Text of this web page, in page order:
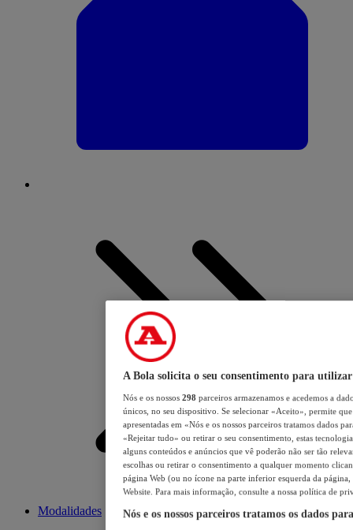
Modalidades
A Bola solicita o seu consentimento para utilizar
Nós e os nossos 298 parceiros armazenamos e acedemos a
únicos, no seu dispositivo. Se selecionar «Aceito», permite
apresentadas em «Nós e os nossos parceiros tratamos dados
«Rejeitar tudo» ou retirar o seu consentimento, estas
alguns conteúdos e anúncios que vê poderão não ser tão
escolhas ou retirar o consentimento a qualquer momento
página Web (ou no ícone na parte inferior esquerda da página,
Website. Para mais informação, consulte a nossa política de
Nós e os nossos parceiros tratamos os dados